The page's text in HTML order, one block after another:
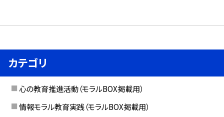
カテゴリ
心の教育推進活動（モラルBOX掲載用）
情報モラル教育実践（モラルBOX掲載用）